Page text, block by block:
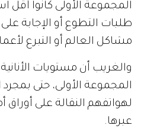
المجموعة الأولى كانوا أقل
طلبات التطوع أو الإجابة
مشاكل العالم أو التبرع
والغريب أن مستويات
المجموعة الأولى، حتى
لهواتفهم النقالة على
عبرها.